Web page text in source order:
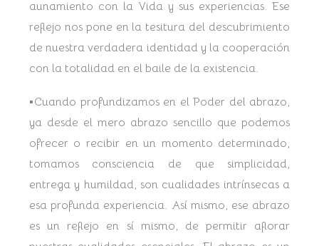
aunamiento con la Vida y sus experiencias. Ese
reflejo nos pone en la tesitura del descubrimiento
de nuestra verdadera identidad y la cooperación
con la totalidad en el baile de la existencia.
▪︎Cuando profundizamos en el Poder del abrazo,
ya desde el mero abrazo sencillo que podemos
ofrecer o recibir en un momento determinado,
tomamos consciencia de que simplicidad,
entrega y humildad, son cualidades intrínsecas a
esa profunda experiencia. Así mismo, ese abrazo
es un reflejo en sí mismo, de permitir aflorar